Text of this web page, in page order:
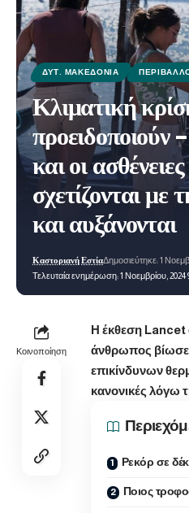
ΔΥΤ. ΜΑΚΕΔΟΝΊΑ
Κλιματική
προειδοποιούν
και οι
σχετίζονται με
και αυξάνονται
Τελευταία ενημέρωση: 1 Νοεμβρίου, 2024
Καστοριανή ΕστίαΔημοσιεύτηκε: 1
Κοινοποίηση
Η έκθεση Lancet
άνθρωπος βίωσε
επικίνδυνων
κανονικές λόγω
Ρεκόρ σε
Ποιος